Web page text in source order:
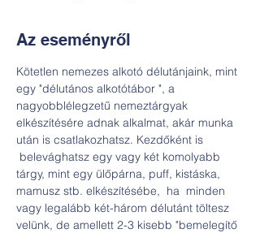
Az eseményről
Kötetlen nemezes alkotó délutánjaink, mint
egy "délutános alkotótábor ", a
nagyobblélegzetű nemeztárgyak
elkészítésére adnak alkalmat, akár munka
után is csatlakozhatsz. Kezdőként is
belevághatsz egy vagy két komolyabb
tárgy, mint egy ülőpárna, puff, kistáska,
mamusz stb. elkészítésébe,  ha  minden
vagy legalább két-három délutánt töltesz
velünk, de amellett 2-3 kisebb "bemelegítő